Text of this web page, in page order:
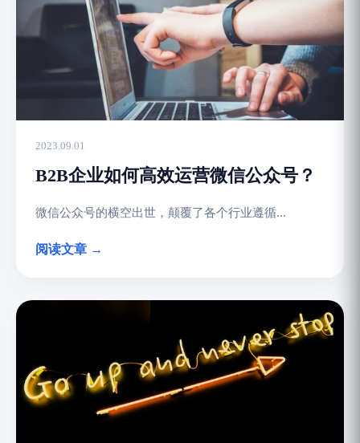
2023.09.01
B2B企业如何高效运营微信公众号？
微信公众号的横空出世，颠覆了各个行业遵循...
阅读文章 →